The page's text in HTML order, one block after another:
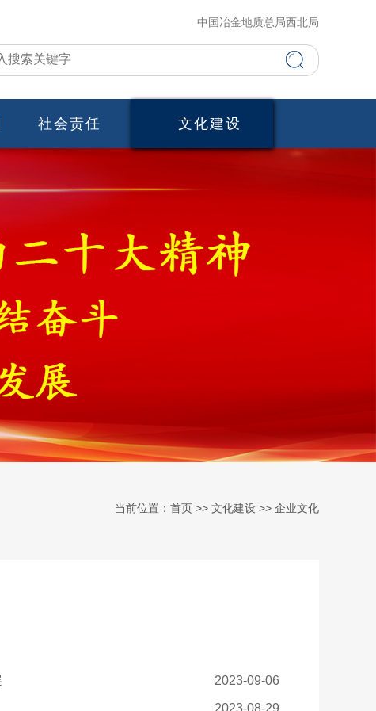
中国冶金地质总局西北局
社会责任 文化建设
当前位置： 首页 >> 文化建设 >> 企业文化
2023-09-06
2023-08-29